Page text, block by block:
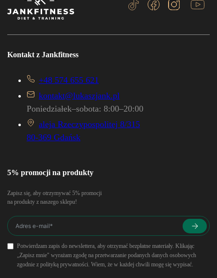
Kontakt z Jankfitness
+48 574 655 621
kontakt@lukaszjank.pl
Poniedziałek–sobota: 8:00–20:00
aleja Rzeczypospolitej 8/315
80-369 Gdańsk
5% promocji na produkty
Zapisz się, aby otrzymywać 5% promocji
na produkty z naszego sklepu!
Potwierdzam zapis do newslettera, aby otrzymać bezpłatne materiały. Klikając
„Zapisz mnie" wyrażam zgodę na przetwarzanie podanych danych osobowych
zgodnie z polityką prywatności. Wiem, że w każdej chwili mogę się wypisać.